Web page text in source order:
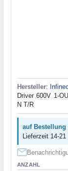
Hersteller:
Driver 600V 1-
N T/R
auf Bestellung
Lieferzeit 14-21
ANZAHL